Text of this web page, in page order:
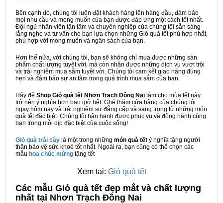
Bên cạnh đó, chúng tôi luôn đặt khách hàng lên hàng đầu, đảm bảo
mọi nhu cầu và mong muốn của bạn được đáp ứng một cách tốt nhất.
Đội ngũ nhân viên tận tâm và chuyên nghiệp của chúng tôi sẵn sàng
lắng nghe và tư vấn cho bạn lựa chọn những Giỏ quà tết phù hợp nhất,
phù hợp với mong muốn và ngân sách của bạn.
Hơn thế nữa, với chúng tôi, bạn sẽ không chỉ mua được những sản
phẩm chất lượng tuyệt vời, mà còn nhận được những dịch vụ vượt trội
và trải nghiệm mua sắm tuyệt vời. Chúng tôi cam kết giao hàng đúng
hẹn và đảm bảo sự an tâm trong quá trình mua sắm của bạn.
Hãy để Shop Giỏ quà tết Nhơn Trạch Đồng Nai làm cho mùa tết này
trở nên ý nghĩa hơn bao giờ hết. Ghé thăm cửa hàng của chúng tôi
ngay hôm nay và trải nghiệm sự đẳng cấp và sang trọng từ những món
quà tết đặc biệt. Chúng tôi hân hạnh được phục vụ và đồng hành cùng
bạn trong mỗi dịp đặc biệt của cuộc sống!
Giỏ quà trái cây là một trong những món quà tết ý nghĩa tặng người
thân bảo vệ sức khoẻ tốt nhất. Ngoài ra, bạn cũng có thể chọn các
mẫu hoa chúc mừng tặng tết
Xem tại: Giỏ quà tết
Các mẫu Giỏ quà tết đẹp mắt và chất lượng
nhất tại Nhơn Trạch Đồng Nai